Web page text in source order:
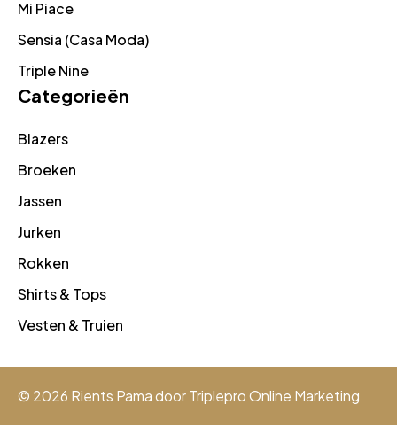
Mi Piace
Sensia (Casa Moda)
Triple Nine
Categorieën
Blazers
Broeken
Jassen
Jurken
Rokken
Shirts & Tops
Vesten & Truien
© 2026 Rients Pama doorTriplepro Online Marketing